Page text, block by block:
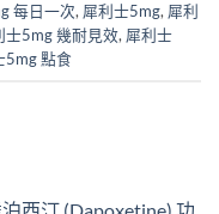
每日一次, 犀利士5mg, 犀利
士5mg 幾耐見效, 犀利士
5mg 點食
西汀 (Dapoxetine) 功